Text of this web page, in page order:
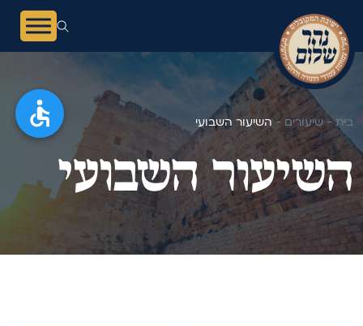
בית -שיעורים -השיעור השבועי
השיעור השבועי